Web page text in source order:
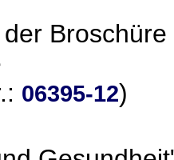
06395-12)